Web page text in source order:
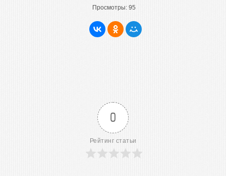
Просмотры: 95
0
Рейтинг статьи